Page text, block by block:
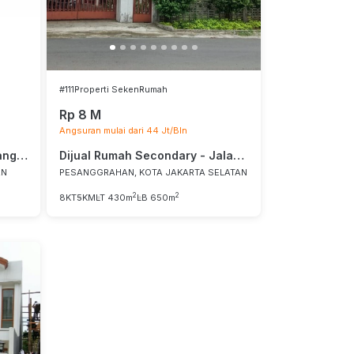
Dijual Rumah Secondary - Rangu Residence
#111Properti SekenRumah
Rp 8 M
Angsuran mulai dari 44 Jt/Bln
Dijual Rumah Secondary - Jalan Kesehatan
PESANGGRAHAN, KOTA JAKARTA SELATAN
8KT5KMLT 430m2 LB 650m2